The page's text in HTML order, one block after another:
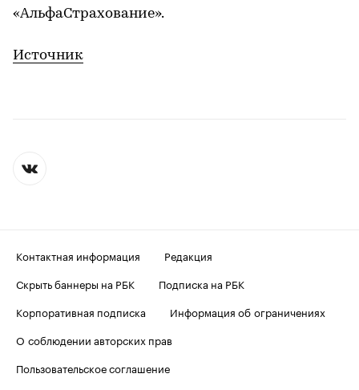
«АльфаСтрахование».
Источник
Контактная информация
Редакция
Скрыть баннеры на РБК
Подписка на РБК
Корпоративная подписка
Информация об ограничениях
О соблюдении авторских прав
Пользовательское соглашение